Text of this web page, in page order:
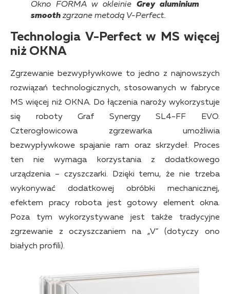
Okno FORMA w okleinieGrey aluminium
smooth zgrzane metodą V-Perfect.
Technologia V-Perfect w MS więcej
niż OKNA
Zgrzewanie bezwypływkowe to jedno z najnowszych
rozwiązań technologicznych, stosowanych w fabryce
MS więcej niż OKNA. Do łączenia naroży wykorzystuje
się roboty Graf Synergy SL4-FF EVO.
Czterogłowicowa zgrzewarka umożliwia
bezwypływkowe spajanie ram oraz skrzydeł. Proces
ten nie wymaga korzystania z dodatkowego
urządzenia – czyszczarki. Dzięki temu, że nie trzeba
wykonywać dodatkowej obróbki mechanicznej,
efektem pracy robota jest gotowy element okna.
Poza tym wykorzystywane jest także tradycyjne
zgrzewanie z oczyszczaniem na „V” (dotyczy ono
białych profili).